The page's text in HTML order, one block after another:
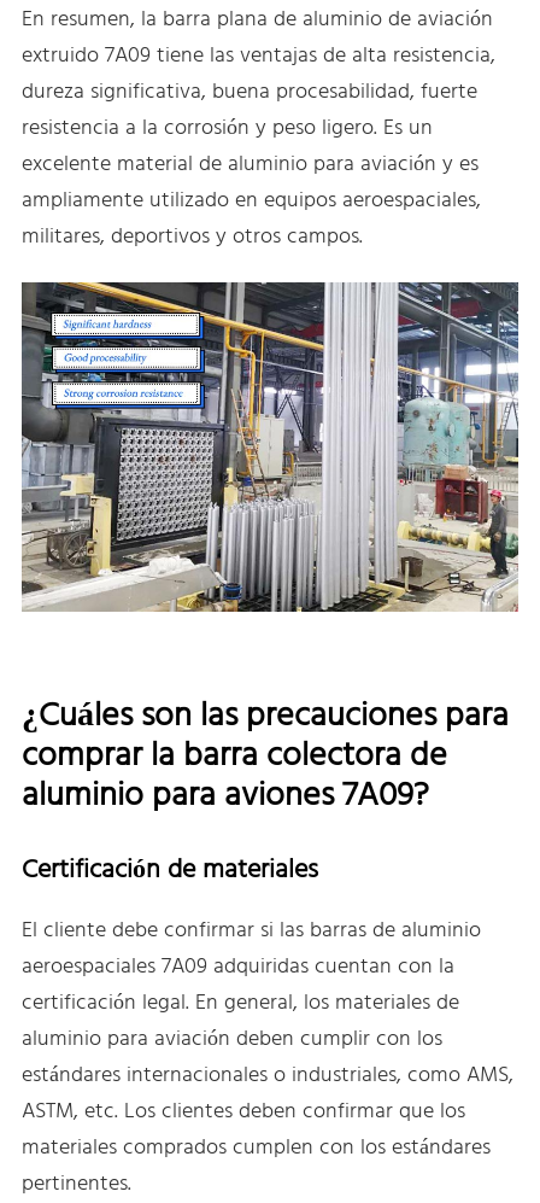
En resumen, la barra plana de aluminio de aviación
extruido 7A09 tiene las ventajas de alta resistencia,
dureza significativa, buena procesabilidad, fuerte
resistencia a la corrosión y peso ligero. Es un
excelente material de aluminio para aviación y es
ampliamente utilizado en equipos aeroespaciales,
militares, deportivos y otros campos.
¿Cuáles son las precauciones para
comprar la barra colectora de
aluminio para aviones 7A09?
Certificación de materiales
El cliente debe confirmar si las barras de aluminio
aeroespaciales 7A09 adquiridas cuentan con la
certificación legal. En general, los materiales de
aluminio para aviación deben cumplir con los
estándares internacionales o industriales, como AMS,
ASTM, etc. Los clientes deben confirmar que los
materiales comprados cumplen con los estándares
pertinentes.